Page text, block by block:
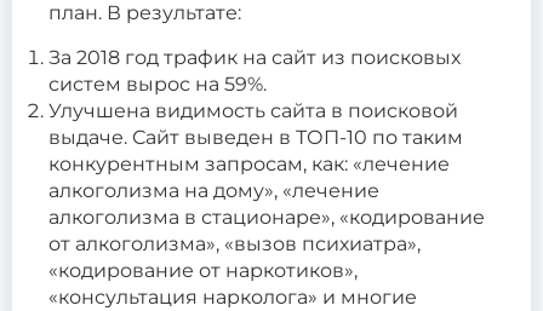
план. В результате:
За 2018 год трафик на сайт из поисковых
систем вырос на 59%.
Улучшена видимость сайта в поисковой
выдаче. Сайт выведен в ТОП-10 по таким
конкурентным запросам, как: «лечение
алкоголизма на дому», «лечение
алкоголизма в стационаре», «кодирование
от алкоголизма», «вызов психиатра»,
«кодирование от наркотиков»,
«консультация нарколога» и многие